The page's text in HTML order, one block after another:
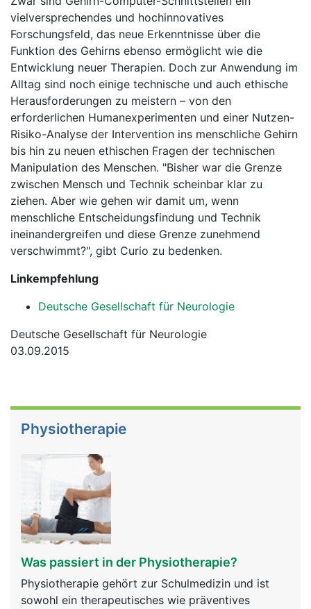
vielversprechendes und hochinnovatives
Forschungsfeld, das neue Erkenntnisse über die
Funktion des Gehirns ebenso ermöglicht wie die
Entwicklung neuer Therapien. Doch zur Anwendung im
Alltag sind noch einige technische und auch ethische
Herausforderungen zu meistern – von den
erforderlichen Humanexperimenten und einer Nutzen-
Risiko-Analyse der Intervention ins menschliche Gehirn
bis hin zu neuen ethischen Fragen der technischen
Manipulation des Menschen. "Bisher war die Grenze
zwischen Mensch und Technik scheinbar klar zu
ziehen. Aber wie gehen wir damit um, wenn
menschliche Entscheidungsfindung und Technik
ineinandergreifen und diese Grenze zunehmend
verschwimmt?", gibt Curio zu bedenken.
Linkempfehlung
Deutsche Gesellschaft für Neurologie
Deutsche Gesellschaft für Neurologie
03.09.2015
Physiotherapie
Was passiert in der Physiotherapie?
Physiotherapie gehört zur Schulmedizin und ist
sowohl ein therapeutisches wie präventives